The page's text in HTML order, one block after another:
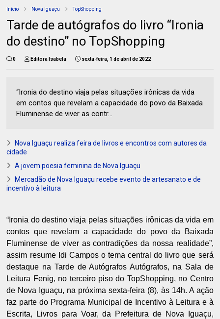
Início Nova Iguaçu TopShopping
Tarde de autógrafos do livro “Ironia
do destino” no TopShopping
0 Editora Isabela sexta-feira, 1 de abril de 2022
“Ironia do destino viaja pelas situações irônicas da vida
em contos que revelam a capacidade do povo da Baixada
Fluminense de viver as contr...
Nova Iguaçu realiza feira de livros e encontros com autores da
cidade
A jovem poesia feminina de Nova Iguaçu
Mercadão de Nova Iguaçu recebe evento de artesanato e de
incentivo à leitura
“Ironia do destino viaja pelas situações irônicas da vida em
contos que revelam a capacidade do povo da Baixada
Fluminense de viver as contradições da nossa realidade”,
assim resume Idi Campos o tema central do livro que será
destaque na Tarde de Autógrafos Autógrafos, na Sala de
Leitura Fenig, no terceiro piso do TopShopping, no Centro
de Nova Iguaçu, na próxima sexta-feira (8), às 14h. A ação
faz parte do Programa Municipal de Incentivo à Leitura e à
Escrita, Livros para Voar, da Prefeitura de Nova Iguaçu,